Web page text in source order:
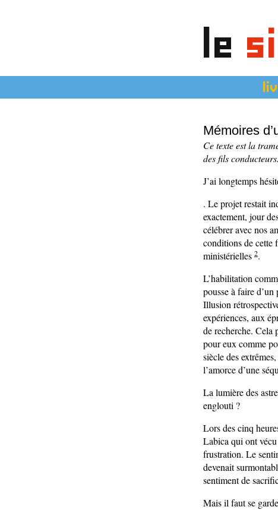
le
Mémoires
Ce texte est la
des fils conducteurs.
J’ai longtemps
. Le projet restait
exactement, jour
célébrer avec nos
conditions de cette
ministérielles 2.
L’habilitation
pousse à faire
Illusion
expériences, aux
de recherche. Cela
pour eux comme
siècle des
l’amorce d’une
La lumière des
englouti ?
Lors des cinq
Labica qui ont
frustration. Le
devenait
sentiment de
Mais il faut se